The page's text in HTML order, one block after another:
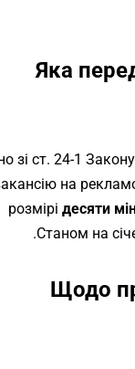
Яка
зі ст. 24-1
на
розмірі десяти
Станом на
Щодо